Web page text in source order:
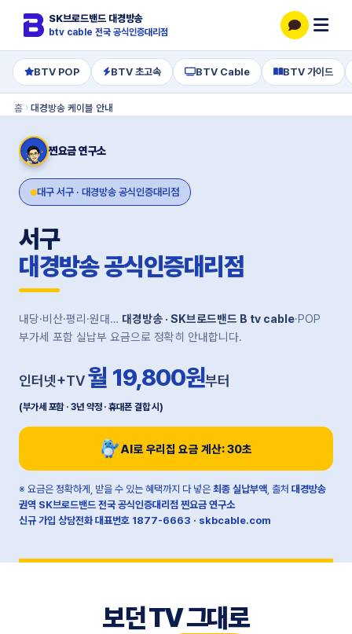
SK브로드밴드 대경방송
btv cable 전국 공식인증대리점
BTV POP BTV 초고속 BTV Cable BTV 가이드
홈 › 대경방송 케이블 안내
찐요금 연구소
대구 서구 · 대경방송 공식인증대리점
서구
대경방송 공식인증대리점
내당·비산·평리·원대… 대경방송 · SK브로드밴드 B tv cable·POP
부가세 포함 실납부 요금으로 정확히 안내합니다.
인터넷+TV월 19,800원부터
(부가세 포함 · 3년 약정 · 휴대폰 결합 시)
AI로 우리집 요금 계산: 30초
※ 요금은 정확하게, 받을 수 있는 혜택까지 다 넣은 최종 실납부액 , 출처 대경방송
권역 SK브로드밴드 전국 공식인증대리점 찐요금 연구소
신규 가입 상담전화 대표번호 1877-6663 · skbcable.com
보던 TV 그대로